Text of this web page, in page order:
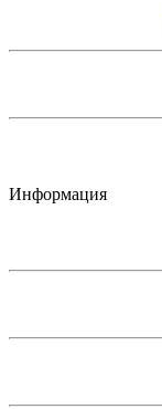
Информация